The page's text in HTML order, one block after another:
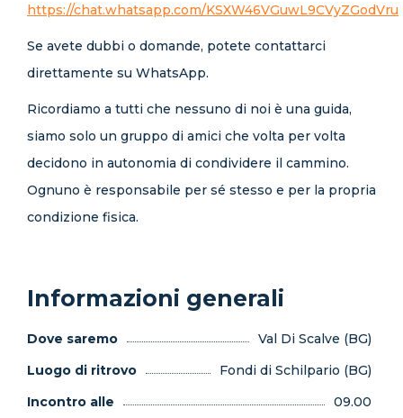
https://chat.whatsapp.com/KSXW46VGuwL9CVyZGodVru
Se avete dubbi o domande, potete contattarci
direttamente su WhatsApp.
Ricordiamo a tutti che nessuno di noi è una guida,
siamo solo un gruppo di amici che volta per volta
decidono in autonomia di condividere il cammino.
Ognuno è responsabile per sé stesso e per la propria
condizione fisica.
Informazioni generali
Dove saremo
Val Di Scalve (BG)
Luogo di ritrovo
Fondi di Schilpario (BG)
Incontro alle
09.00